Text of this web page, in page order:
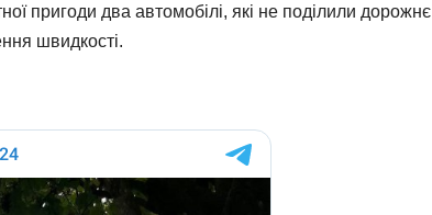
пригоди два автомобілі, які не поділили дорожнє
швидкості.